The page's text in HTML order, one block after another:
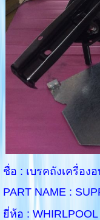
ชื่อ : เบรคถังเครื่อง
PART NAME :
ยี่ห้อ : WHIRLPOOL